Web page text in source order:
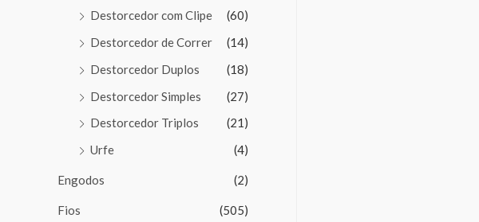
Destorcedor com Clipe
(60)
Destorcedor de Correr
(14)
Destorcedor Duplos
(18)
Destorcedor Simples
(27)
Destorcedor Triplos
(21)
Urfe
(4)
Engodos (2)
Fios
(505)